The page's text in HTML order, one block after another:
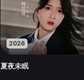
2026
夏夜未眠